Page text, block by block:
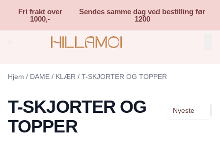
Fri frakt over
1000,-
Sendes samme dag ved bestilling før
1200
Search (⌘K)
Hjem / DAME / KLÆR / T-SKJORTER OG TOPPER
T-SKJORTER OG
TOPPER
Nyeste